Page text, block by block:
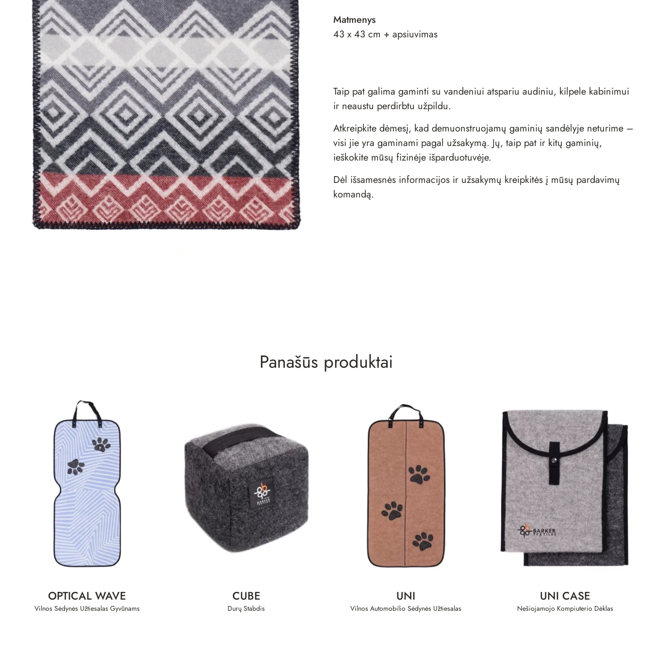
Matmenys
43 x 43 cm + apsiuvimas
Taip pat galima gaminti su vandeniui atspariu audiniu, kilpele kabinimui
ir neaustu perdirbtu užpildu.
Atkreipkite dėmesį, kad demuonstruojamų gaminių sandėlyje neturime –
visi jie yra gaminami pagal užsakymą. Jų, taip pat ir kitų gaminių,
ieškokite mūsų fizinėje išparduotuvėje.
Dėl išsamesnės informacijos ir užsakymų kreipkitės į mūsų pardavimų
komandą.
Panašūs produktai
OPTICAL WAVE
Vilnos Sėdynės Užtiesalas Gyvūnams
CUBE
Durų Stabdis
UNI
Vilnos Automobilio Sėdynės Užtiesalas
UNI CASE
Nešiojamojo Kompiuterio Dėklas